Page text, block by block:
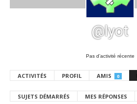
@lyot
Pas d’activité récente
ACTIVITÉS PROFIL AMIS 0
SUJETS DÉMARRÉS MES RÉPONSES